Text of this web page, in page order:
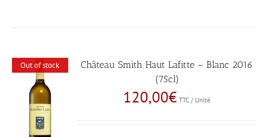
Out of stock
Château Smith Haut Lafitte – Blanc 2016
(75cl)
120,00€ TTC / Unité